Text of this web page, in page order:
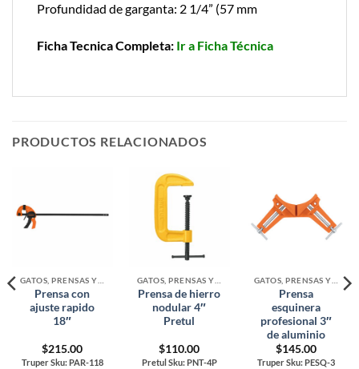
Profundidad de garganta: 2 1/4” (57 mm
Ficha Tecnica Completa: Ir a Ficha Técnica
PRODUCTOS RELACIONADOS
Prensa con
ajuste rapido
18″
$215.00
Truper Sku: PAR-118
Prensa de hierro
nodular 4″
Pretul
$110.00
Pretul Sku: PNT-4P
Prensa
esquinera
profesional 3″
de aluminio
$145.00
Truper Sku: PESQ-3